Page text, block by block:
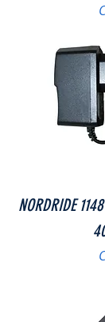
NORDRIDE